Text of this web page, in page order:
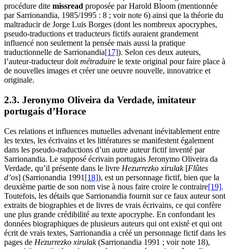
procédure dite missread proposée par Harold Bloom (mentionnée
par Sarrionandia, 1985/1995 : 8 ; voir note 6) ainsi que la théorie du
maltraducirde Jorge Luis Borges (dont les nombreux apocryphes,
pseudo-traductions et traducteurs fictifs auraient grandement
influencé non seulement la pensée mais aussi la pratique
traductionnelle de Sarrionandia[17]). Selon ces deux auteurs,
l’auteur-traducteur doit métraduire le texte original pour faire place à
de nouvelles images et créer une oeuvre nouvelle, innovatrice et
originale.
2.3. Jeronymo Oliveira da Verdade, imitateur
portugais d’Horace
Ces relations et influences mutuelles advenant inévitablement entre
les textes, les écrivains et les littératures se manifestent également
dans les pseudo-traductions d’un autre auteur fictif inventé par
Sarrionandia. Le supposé écrivain portugais Jeronymo Oliveira da
Verdade, qu’il présente dans le livre Hezurrezko xirulak[Flûtes
d’os] (Sarrionandia 1991 [18]), est un personnage fictif, bien que la
deuxième partie de son nom vise à nous faire croire le contraire[19].
Toutefois, les détails que Sarrionandia fournit sur ce faux auteur sont
extraits de biographies et de livres de vrais écrivains, ce qui confère
une plus grande crédibilité au texte apocryphe. En confondant les
données biographiques de plusieurs auteurs qui ont existé et qui ont
écrit de vrais textes, Sarrionandia a créé un personnage fictif dans les
pages de Hezurrezko xirulak(Sarrionandia 1991 ; voir note 18),